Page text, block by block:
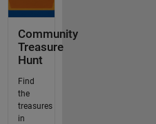
Community
Treasure
Hunt
Find
the
treasures
in